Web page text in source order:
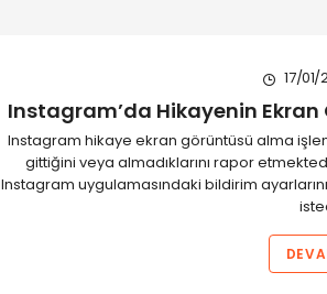
17/01/
Instagram’da Hikayenin
Instagram hikaye ekran görüntüsü alma
gittiğini veya almadıklarını rapor
Instagram uygulamasındaki bildirim